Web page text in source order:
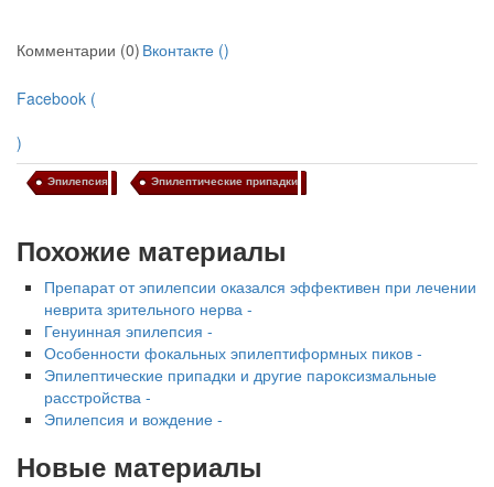
Комментарии (0) Вконтакте ()
Facebook (
)
Эпилепсия Эпилептические припадки
Похожие материалы
Препарат от эпилепсии оказался эффективен при лечении
неврита зрительного нерва -
Генуинная эпилепсия -
Особенности фокальных эпилептиформных пиков -
Эпилептические припадки и другие пароксизмальные
расстройства -
Эпилепсия и вождение -
Новые материалы